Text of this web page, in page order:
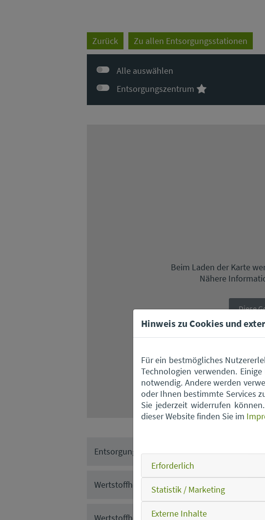
Zurück Zu allen Entsorgungsstationen
Alle auswählen
Entsorgungszentrum
Beim Laden der Karte
Nähere
Diese
Entsorgungszentrum Straubing
Wertstoffhof Ascha
Wertstoffhof Elisabethszell
Hinweis zu Cookies und
Für ein bestmögliches
Technologien verwenden.
notwendig. Andere werden
oder Ihnen bestimmte Services
Sie jederzeit widerrufen
dieser Website finden Sie im
Erforderlich
Statistik / Marketing
Externe Inhalte